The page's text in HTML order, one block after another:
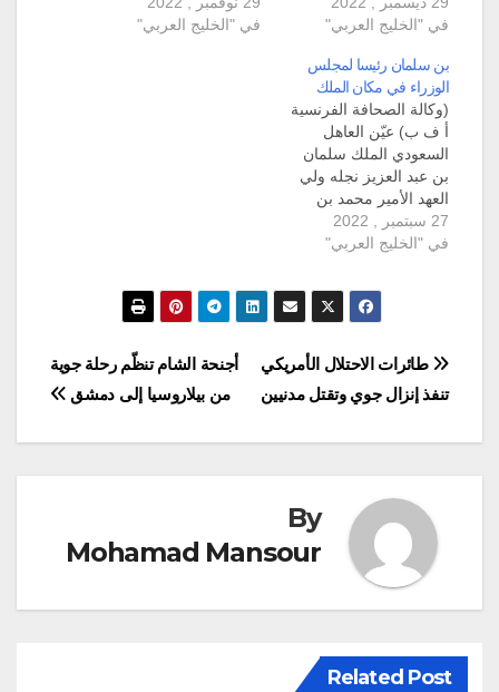
شركات تصميم داخلي
المصممون الداخليون
المساحات الداخلية عملية
وآمنة وجميلة من خلال
شركات تصميم داخلي
دبي تحديد متطلبات
المساحة واختيار العناصر
الأساسية والزخرفية ،
مثل الألوان والإضاءة…
في "الخليج العربي"
ملحمة تقدم اللحوم التي
في "الخليج العربي"
بن سلمان رئيسا لمجلس
الوزراء في مكان الملك
(وكالة الصحافة الفرنسية
أ ف ب) عيّن العاهل
السعودي الملك سلمان
بن عبد العزيز نجله ولي
العهد الأمير محمد بن
سلمان في منصب رئيس
الوزراء بدلا منه، في إطار
وزيري الخارجية والنفط
في منصبيهما. وقال
تضفي الطابع الرسمي
على السلطة التي
يمارسها…
27 سبتمبر , 2022
في "الخليج العربي"
تصفّح
المقالات
أجنحة الشام تنظّم رحلة جوية
من بيلاروسيا إلى دمشق
طائرات الاحتلال الأمريكي
تنفذ إنزال جوي وتقتل مدنيين
By
Mohamad Mansour
Related Post